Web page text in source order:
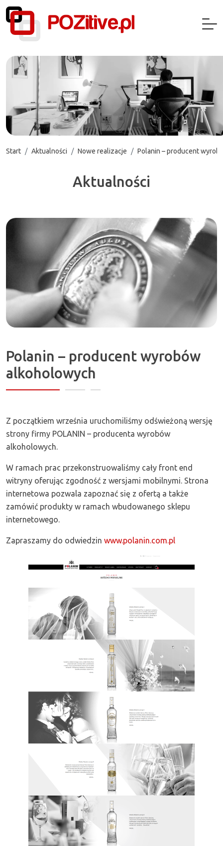
Aktualności
Start Aktualności Nowe realizacje Polanin – producent
Polanin – producent wyrobów
alkoholowych
Z początkiem września uruchomiliśmy odświeżoną wersję
strony firmy POLANIN – producenta wyrobów
alkoholowych.
W ramach prac przekonstruowaliśmy cały front end
witryny oferując zgodność z wersjami mobilnymi. Strona
internetowa pozwala zapoznać się z ofertą a także
zamówić produkty w ramach wbudowanego sklepu
internetowego.
Zapraszamy do odwiedzin www.polanin.com.pl